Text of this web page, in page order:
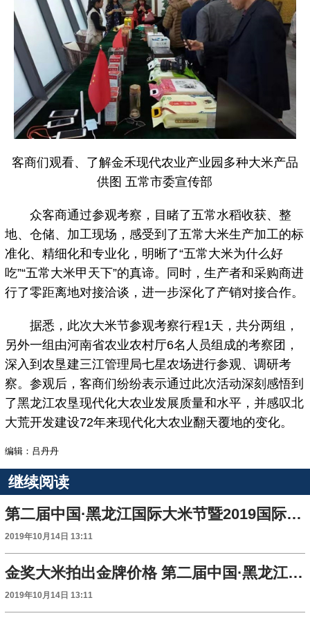
客商们观看、了解金禾现代农业产业园多种大米产品
供图 五常市委宣传部
众客商通过参观考察，目睹了五常水稻收获、整
地、仓储、加工现场，感受到了五常大米生产加工的标
准化、精细化和专业化，明晰了“五常大米为什么好
吃”“五常大米甲天下”的真谛。同时，生产者和采购商进
行了零距离地对接洽谈，进一步深化了产销对接合作。
据悉，此次大米节参观考察行程1天，共分两组，
另外一组由河南省农业农村厅6名人员组成的考察团，
深入到农垦建三江管理局七星农场进行参观、调研考
察。参观后，客商们纷纷表示通过此次活动深刻感悟到
了黑龙江农垦现代化大农业发展质量和水平，并感叹北
大荒开发建设72年来现代化大农业翻天覆地的变化。
编辑：吕丹丹
继续阅读
第二届中国·黑龙江国际大米节暨2019国际稻米产业发展论坛举行
2019年10月14日 13:11
金奖大米拍出金牌价格 第二届中国·黑龙江国际大米节金奖大米专场拍卖会圆满落幕
2019年10月14日 13:11